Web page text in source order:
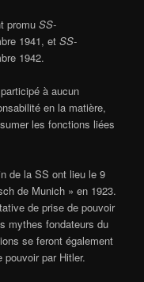
promuSS-
1941, etSS-
1942.
à aucun
en la matière,
les fonctions liées
de la SS ont lieu le 9
de Munich » en 1923.
de prise de pouvoir
mythes fondateurs du
se feront également
pouvoir par Hitler.